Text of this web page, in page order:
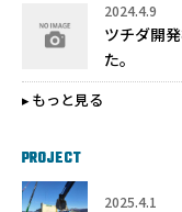
2024.4.9
ツチダ開
た。
もっと見る
PROJECT
2025.4.1